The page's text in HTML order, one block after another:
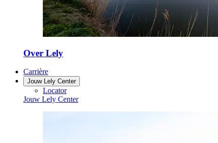
Over Lely
Carrière
Jouw Lely Center
Locator
Jouw Lely Center